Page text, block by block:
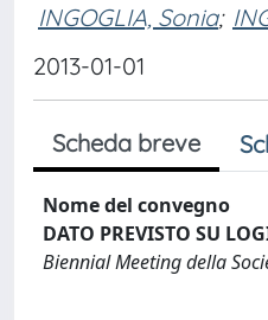
INGOGLIA, Sonia;
2013-01-01
Scheda breve
Nome del convegno
DATO PREVISTO SU
Biennial Meeting della